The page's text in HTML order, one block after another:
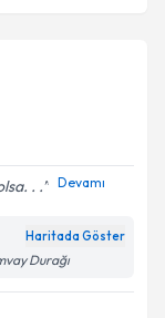
. . Devamı
Haritada Göster
Durağı